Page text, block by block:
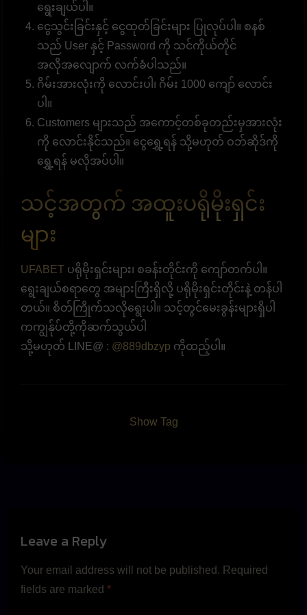
ရွေးချယ်ပါ။
ငွေသွင်းခြင်းနှင့် ငွေထုတ်ခြင်းများ ပြုလုပ်ပါ။ စနစ်
သည် User နှင့် Password ကို သင်ကိုယ်တိုင်
အလိုအလျောက် လက်ခံပါသည်။
ဂိမ်းအားလုံးကို လောင်းပါ၊ ဂိမ်း 1000 ကျော် လောင်း
ပါ။
Customers များသည် အကောင့်တစ်ခုတည်းမှအားလုံး
ကို လောင်းနိုင်သည်။ ငွေရွှေ့ရန် သို့မဟုတ် ဝဘ်ဆိုဒ်ကို
ရွှေ့ရန် မလိုအပ်ပါ။
သင့်အတွက် အထူးပရိုမိုးရှင်း
များ
UFABET ပရိုမိုးရှင်းများ၊ စခန်းတိုင်းကို ကျော်တက်ပါ။
ရွေးချယ်စရာတွေ အများကြီးရှိလို့ ပရိုမိုးရှင်းတိုင်းနဲ့ တန်ပါ
တယ်။ စိတ်ကြိုက်သလိုရွေးပါ။ သင့်တွင်မေးခွန်းများရှိပါ
ကကျွန်ုပ်တို့ကိုဆက်သွယ်ပါ
သို့မဟုတ် LINE@ : @889dbzyp ကိုထည့်ပါ။
Show Tag
Leave a Reply
Your email address will not be published. Required
fields are marked *